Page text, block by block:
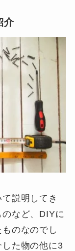
介
説明してき
など、DIYに
のなのでし
た物の他に3